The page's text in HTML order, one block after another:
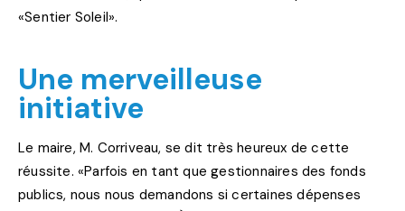
«Sentier Soleil».
Une merveilleuse
initiative
Le maire, M. Corriveau, se dit très heureux de cette
réussite. «Parfois en tant que gestionnaires des fonds
publics, nous nous demandons si certaines dépenses